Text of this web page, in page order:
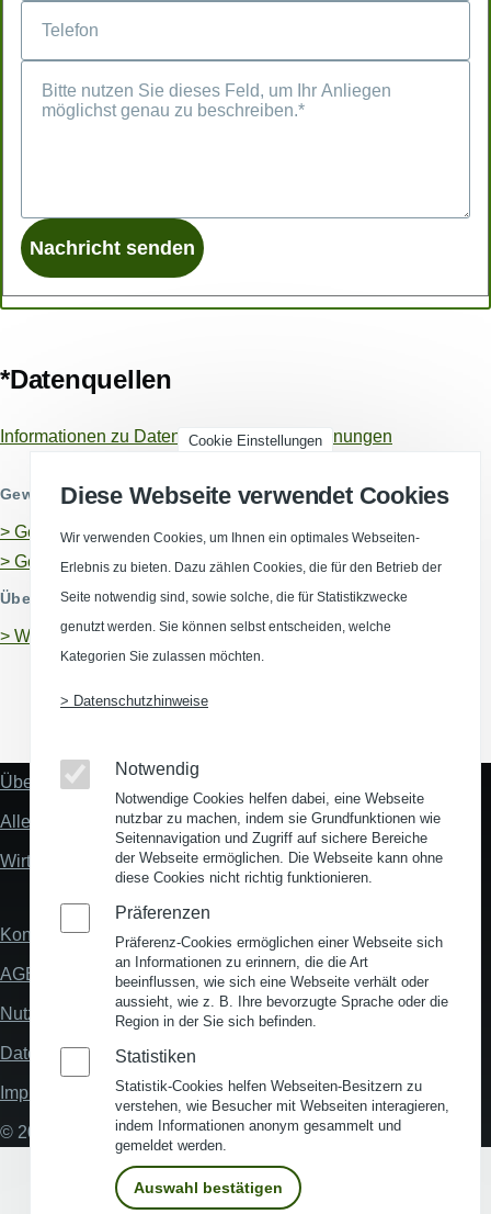
*Datenquellen
Informationen zu Datenquellen und Berechnungen
Gewerbeflächen
> Gewerbegebiete in Dresden
> Gewerbeimmobilien in Dresden
Übergeordnete Wirtschaftsstandorte
> Wirtschaftsstandort Sachsen
Fußzeile
Links
Über uns
Alles zum Thema Standortanalyse
Wirtschaftsstandort Deutschland
Fußzeile
Kontakt
AGB
Nutzungsbedingungen
Datenschutz
Impressum
© 2026 My Business Location
Cookie Einstellungen
Diese Webseite verwendet Cookies
Wir verwenden Cookies, um Ihnen ein optimales Webseiten-
Erlebnis zu bieten. Dazu zählen Cookies, die für den Betrieb der
Seite notwendig sind, sowie solche, die für Statistikzwecke
genutzt werden. Sie können selbst entscheiden, welche
Kategorien Sie zulassen möchten.
> Datenschutzhinweise
Notwendig
Notwendige Cookies helfen dabei, eine Webseite
nutzbar zu machen, indem sie Grundfunktionen wie
Seitennavigation und Zugriff auf sichere Bereiche
der Webseite ermöglichen. Die Webseite kann ohne
diese Cookies nicht richtig funktionieren.
Präferenzen
Präferenz-Cookies ermöglichen einer Webseite sich
an Informationen zu erinnern, die die Art
beeinflussen, wie sich eine Webseite verhält oder
aussieht, wie z. B. Ihre bevorzugte Sprache oder die
Region in der Sie sich befinden.
Statistiken
Statistik-Cookies helfen Webseiten-Besitzern zu
verstehen, wie Besucher mit Webseiten interagieren,
indem Informationen anonym gesammelt und
gemeldet werden.
Auswahl bestätigen